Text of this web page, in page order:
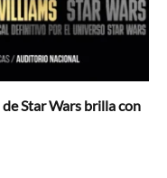
Star Wars brilla con